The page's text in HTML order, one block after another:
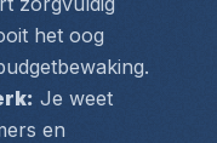
het oog
Je weet
en